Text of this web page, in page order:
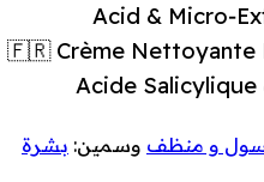
Acid &
‎🇫🇷 Crème Nettoyante
Acide Salicylique
و منظف وسمين: بشرة